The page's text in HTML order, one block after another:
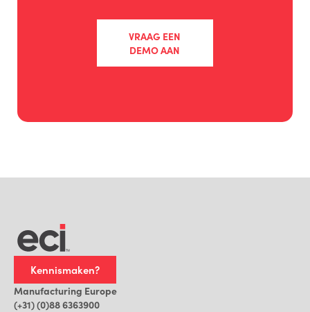
VRAAG EEN
DEMO AAN
Kennismaken?
Manufacturing Europe
(+31) (0)88 6363900